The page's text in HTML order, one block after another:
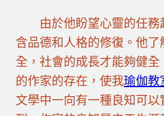
由於他盼望心靈的任
含品德和人格的修復。他
全，社會的成長才能夠健
的作家的存在，使我瑜伽教
文學中一向有一種良知可以